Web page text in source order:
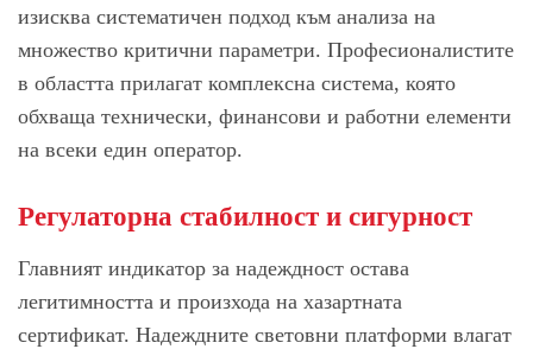
изисква систематичен подход към анализа на
множество критични параметри. Професионалистите
в областта прилагат комплексна система, която
обхваща технически, финансови и работни елементи
на всеки един оператор.
Регулаторна стабилност и сигурност
Главният индикатор за надеждност остава
легитимността и произхода на хазартната
сертификат. Надеждните световни платформи влагат